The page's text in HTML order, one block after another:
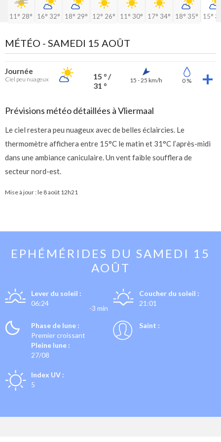
11° 28° 16° 32° 18° 29° 12° 26° 11° 30° 17° 34° 18° 35° 15°
MÉTÉO - SAMEDI 15 AOÛT
Journée
Ciel peu nuageux
15 ° /
31 °
15 - 25 km/h 0 %
Prévisions météo détaillées à Vliermaal
Le ciel restera peu nuageux avec de belles éclaircies. Le
thermomètre affichera entre 15°C le matin et 31°C l’après-midi
dans une ambiance caniculaire. Un vent faible soufflera de
secteur nord-est.
Mise à jour : le 8 août 12h21
EPHÉMÉRIDES DU SAMEDI 15
AOÛT
Lever du soleil :
06:24
-3 min
Coucher du soleil :
21:01
Phase de lune :
Premier croissant
Pleine lune :
27/08
Saint :
Index UV :
5